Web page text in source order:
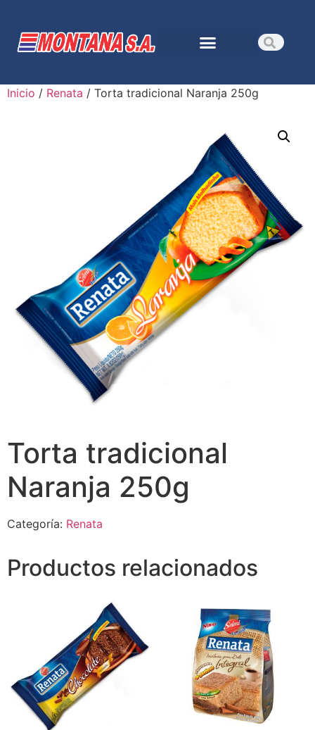
Inicio / Renata / Torta tradicional Naranja 250g
Torta tradicional
Naranja 250g
Categoría: Renata
Productos relacionados